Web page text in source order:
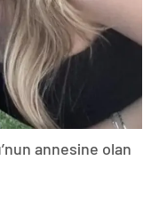
annesine olan